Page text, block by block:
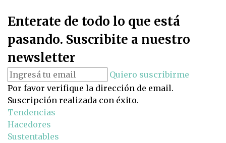
Enterate de todo lo que está
pasando. Suscribite a nuestro
newsletter
Quiero suscribirme
Por favor verifique la dirección de email.
Suscripción realizada con éxito.
Tendencias
Hacedores
Sustentables